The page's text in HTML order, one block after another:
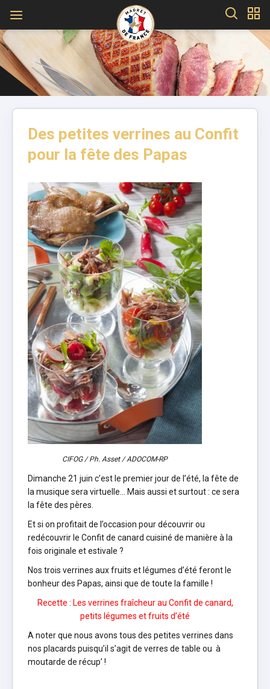
Des petites verrines au Confit
pour la fête des Papas
CIFOG / Ph. Asset / ADOCOM-RP
Dimanche 21 juin c’est le premier jour de l’été, la fête de
la musique sera virtuelle… Mais aussi et surtout : ce sera
la fête des pères.
Et si on profitait de l’occasion pour découvrir ou
redécouvrir le Confit de canard cuisiné de manière à la
fois originale et estivale ?
Nos trois verrines aux fruits et légumes d’été feront le
bonheur des Papas, ainsi que de toute la famille !
Recette : Les verrines fraîcheur au Confit de canard,
petits légumes et fruits d’été
A noter que nous avons tous des petites verrines dans
nos placards puisqu’il s’agit de verres de table ou à
moutarde de récup’ !